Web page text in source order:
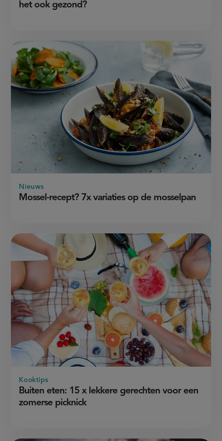
het ook gezond?
Mossel-recept? 7x variaties op de mosselpan
Nieuws
Buiten eten: 15 x lekkere gerechten voor een
zomerse picknick
Kooktips